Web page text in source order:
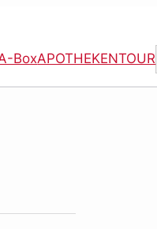
BoxAPOTHEKENTOUR